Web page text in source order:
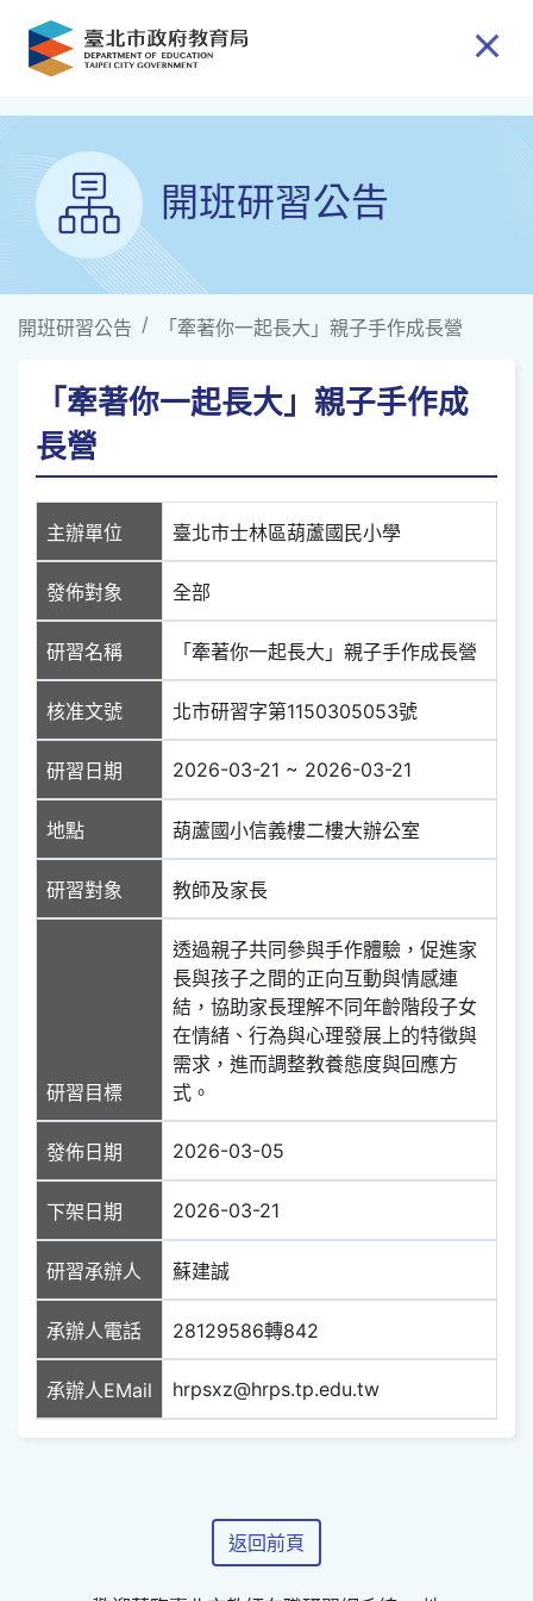
跳到主要內容
開班研習公告
開班研習公告 「牽著你一起長大」親子手作成長營
「牽著你一起長大」親子手作成
長營
主辦單位 臺北市士林區葫蘆國民小學
發佈對象 全部
研習名稱 「牽著你一起長大」親子手作成長營
核准文號 北市研習字第1150305053號
研習日期 2026-03-21 ~ 2026-03-21
地點 葫蘆國小信義樓二樓大辦公室
研習對象 教師及家長
研習目標
透過親子共同參與手作體驗，促進家
長與孩子之間的正向互動與情感連
結，協助家長理解不同年齡階段子女
在情緒、行為與心理發展上的特徵與
需求，進而調整教養態度與回應方
式。
發佈日期 2026-03-05
下架日期 2026-03-21
研習承辦人 蘇建誠
承辦人電話 28129586轉842
承辦人EMail hrpsxz@hrps.tp.edu.tw
返回前頁